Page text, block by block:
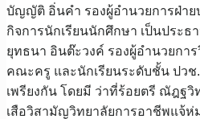
บัญญัติ อิ่นคำ รองผู้อำนวยการฝ่าย
กิจการนักเรียนนักศึกษา เป็นประธ
ยุทธนา อินต๊ะวงค์ รองผู้อำนวยกา
คณะครู และนักเรียนระดับชั้น ปวช
เพรียงกัน โดยมี ว่าที่ร้อยตรี ณัฎฐ
เสือวิสามัญวิทยาลัยการอาชีพแจ้ห่